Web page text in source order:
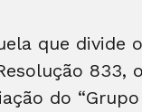
que divide
833,
do